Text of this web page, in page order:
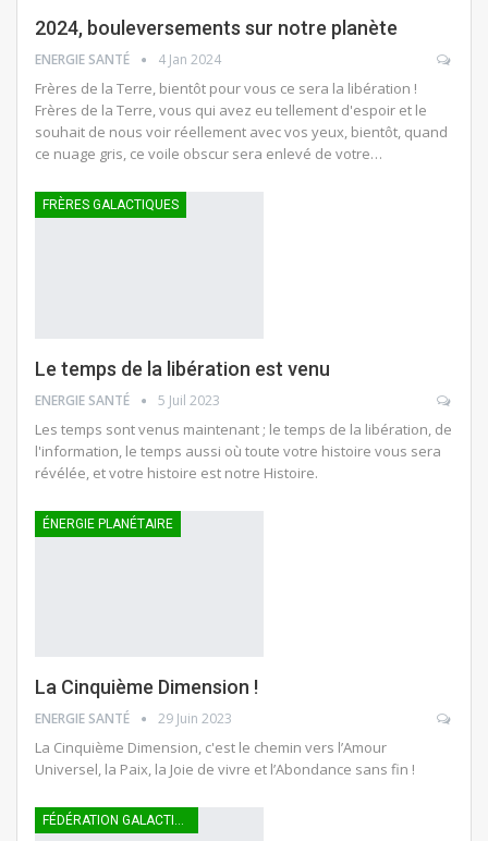
2024, bouleversements sur notre planète
ENERGIE SANTÉ 4 Jan 2024
Frères de la Terre, bientôt pour vous ce sera la libération !
Frères de la Terre, vous qui avez eu tellement d'espoir et le
souhait de nous voir réellement avec vos yeux, bientôt, quand
ce nuage gris, ce voile obscur sera enlevé de votre…
FRÈRES GALACTIQUES
Le temps de la libération est venu
ENERGIE SANTÉ 5 Juil 2023
Les temps sont venus maintenant ; le temps de la libération, de
l'information, le temps aussi où toute votre histoire vous sera
révélée, et votre histoire est notre Histoire.
ÉNERGIE PLANÉTAIRE
La Cinquième Dimension !
ENERGIE SANTÉ 29 Juin 2023
La Cinquième Dimension, c'est le chemin vers l’Amour
Universel, la Paix, la Joie de vivre et l’Abondance sans fin !
FÉDÉRATION GALACTIQUE